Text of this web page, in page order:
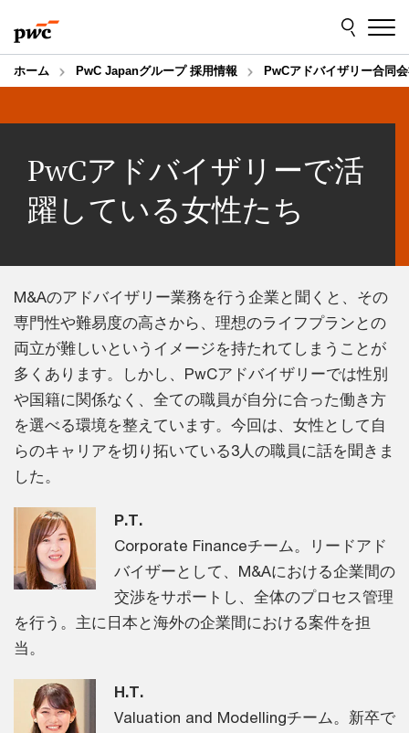
to
content
to
footer
ホーム PwC Japanグループ 採用情報 PwCアドバイザリー合同
PwCアドバイザリーで活
躍している女性たち
M&Aのアドバイザリー業務を行う企業と聞くと、その
専門性や難易度の高さから、理想のライフプランとの
両立が難しいというイメージを持たれてしまうことが
多くあります。しかし、PwCアドバイザリーでは性別
や国籍に関係なく、全ての職員が自分に合った働き方
を選べる環境を整えています。今回は、女性として自
らのキャリアを切り拓いている3人の職員に話を聞きま
した。
P.T.
Corporate Financeチーム。リードアド
バイザーとして、M&Aにおける企業間の
交渉をサポートし、全体のプロセス管理
を行う。主に日本と海外の企業間における案件を担
当。
H.T.
Valuation and Modellingチーム。新卒で